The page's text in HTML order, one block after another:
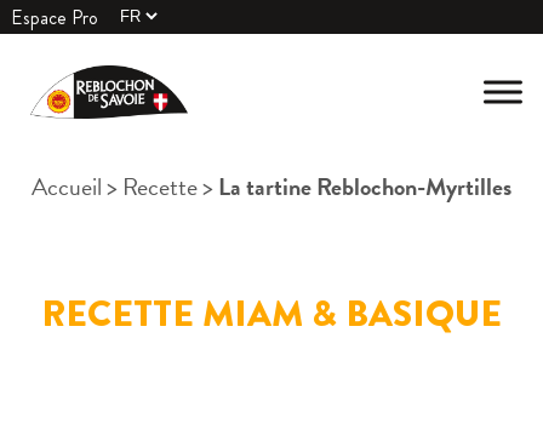
Espace Pro
Accueil> Recette>La tartine Reblochon-Myrtilles
RECETTE MIAM & BASIQUE